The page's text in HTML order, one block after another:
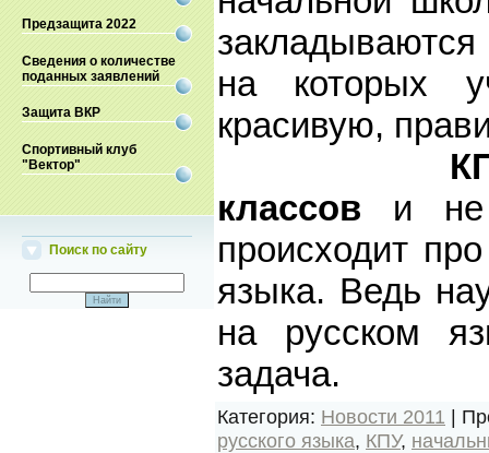
Предзащита 2022
Сведения о количестве
поданных заявлений
Защита ВКР
Спортивный клуб
"Вектор"
Поиск по сайту
закладываются
на которых
красивую,
классов и не
происходит
языка. Ведь
на русском
задача.
Категория: Новости 2011 |
русского языка, КПУ,